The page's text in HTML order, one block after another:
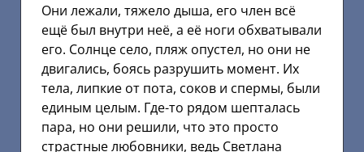
Они лежали, тяжело дыша, его член всё
ещё был внутри неё, а её ноги обхватывали
его. Солнце село, пляж опустел, но они не
двигались, боясь разрушить момент. Их
тела, липкие от пота, соков и спермы, были
единым целым. Где-то рядом шепталась
пара, но они решили, что это просто
страстные любовники, ведь Светлана